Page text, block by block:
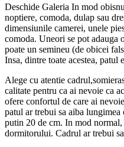
Deschide Galeria In mod
noptiere, comoda, dulap sau
dimensiunile camerei, unele
comoda. Uneori se pot adauga
poate un semineu (de obicei
Insa, dintre toate acestea, patul
Alege cu atentie
calitate pentru ca ai nevoie ca
ofere confortul de care ai
patul ar trebui sa aiba
putin 20 de cm. In mod normal,
dormitorului. Cadrul ar trebui